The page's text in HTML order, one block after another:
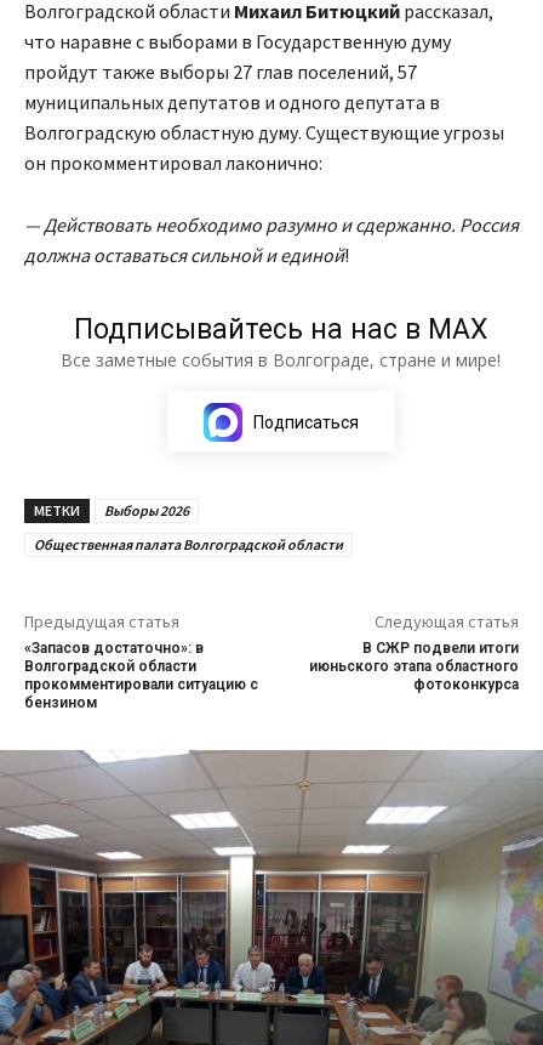
Волгоградской области Михаил Битюцкий рассказал,
что наравне с выборами в Государственную думу
пройдут также выборы 27 глав поселений, 57
муниципальных депутатов и одного депутата в
Волгоградскую областную думу. Существующие угрозы
он прокомментировал лаконично:
— Действовать необходимо разумно и сдержанно. Россия
должна оставаться сильной и единой!
Подписывайтесь на нас в МАХ
Все заметные события в Волгограде, стране и мире!
Подписаться
МЕТКИ
Выборы 2026
Общественная палата Волгоградской области
Предыдущая статья
«Запасов достаточно»: в
Волгоградской области
прокомментировали ситуацию с
бензином
Следующая статья
В СЖР подвели итоги
июньского этапа областного
фотоконкурса